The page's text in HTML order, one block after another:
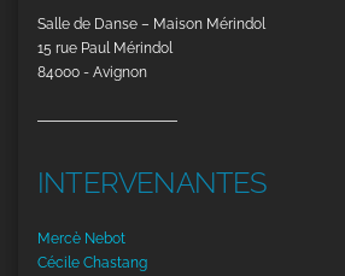
Salle de Danse – Maison Mérindol
15 rue Paul Mérindol
84000 - Avignon
INTERVENANTES
Mercè Nebot
Cécile Chastang